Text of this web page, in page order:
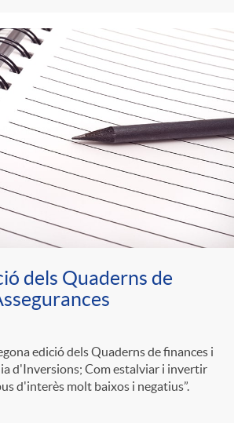
dels Quaderns de
edició dels Quaderns de finances i
d'Inversions; Com estalviar i invertir
d'interès molt baixos i negatius”.